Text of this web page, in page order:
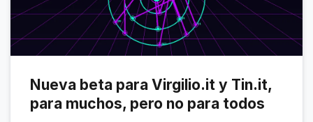
Nueva beta para Virgilio.it y Tin.it,
para muchos, pero no para todos